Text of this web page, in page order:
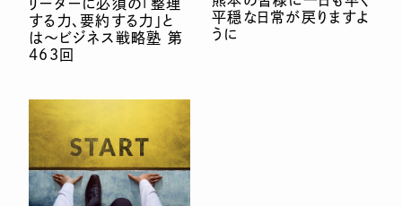
リーダーに必須の「整理
する力、要約する力」と
は〜ビジネス戦略塾 第
463回
平穏な日常が戻りますよ
うに